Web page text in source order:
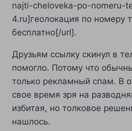
najti-cheloveka-po-nomeru-
4.ru]геолокация по номеру
бесплатно[/url].
Друзьям ссылку скинул в
помогло. Потому что
только рекламный спам. В
свое время зря на
избитая, но толковое
нашлось.